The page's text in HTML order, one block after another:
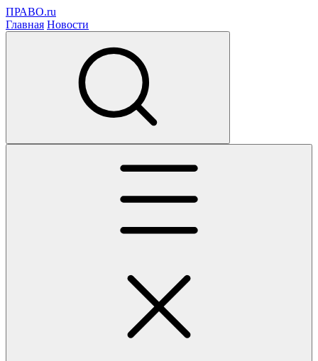
ПРАВО.ru
Главная Новости